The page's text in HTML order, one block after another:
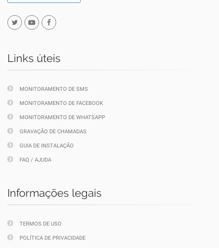
Links úteis
MONITORAMENTO DE SMS
MONITORAMENTO DE FACEBOOK
MONITORAMENTO DE WHATSAPP
GRAVAÇÃO DE CHAMADAS
GUIA DE INSTALAÇÃO
FAQ / AJUDA
Informações legais
TERMOS DE USO
POLÍTICA DE PRIVACIDADE